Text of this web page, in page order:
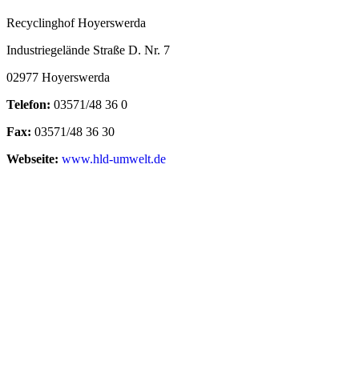
Recyclinghof Hoyerswerda
Industriegelände Straße D. Nr. 7
02977 Hoyerswerda
Telefon: 03571/48 36 0
Fax: 03571/48 36 30
Webseite: www.hld-umwelt.de